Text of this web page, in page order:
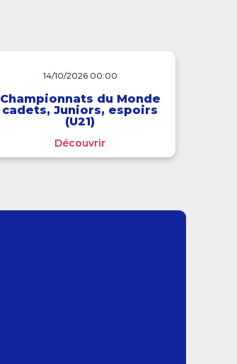
14/10/2026 00:00
Championnats du Monde
cadets, Juniors, espoirs
(U21)
Découvrir